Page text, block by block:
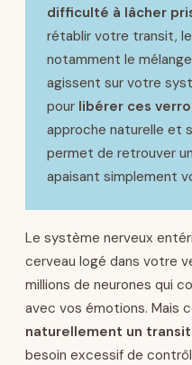
difficulté à lâcher
rétablir votre transit,
notamment le
agissent sur votre
pour libérer ces
approche naturelle et
permet de retrouver
apaisant simplement
Le système nerveux
cerveau logé dans votre
millions de neurones qui
avec vos émotions. Mais
naturellement un
besoin excessif de